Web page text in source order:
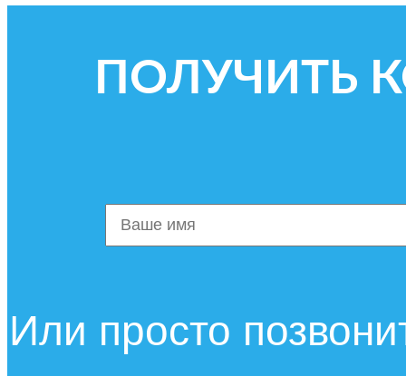
ПОЛУЧИТЬ
Или просто